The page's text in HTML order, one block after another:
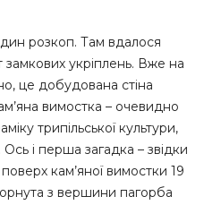
розкоп. Там вдалося
замкових укріплень. Вже на
це добудована стіна
вимостка – очевидно
трипільської культури,
і перша загадка – звідки
кам’яної вимостки 19
з вершини пагорба